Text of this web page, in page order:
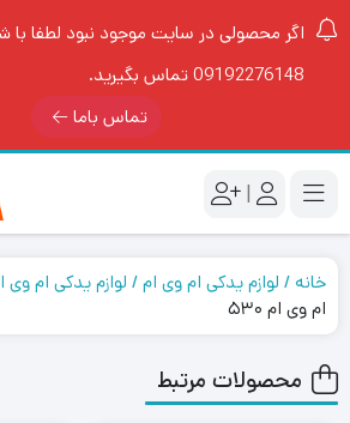
اگر محصولی در سایت موجود نبود لطفا با
09192276148 تماس بگیرید.
تماس باما
|
خانه لوازم یدکی ام وی ام لوازم یدکی ام وی ام
ام وی ام ۵۳۰
محصولات مرتبط